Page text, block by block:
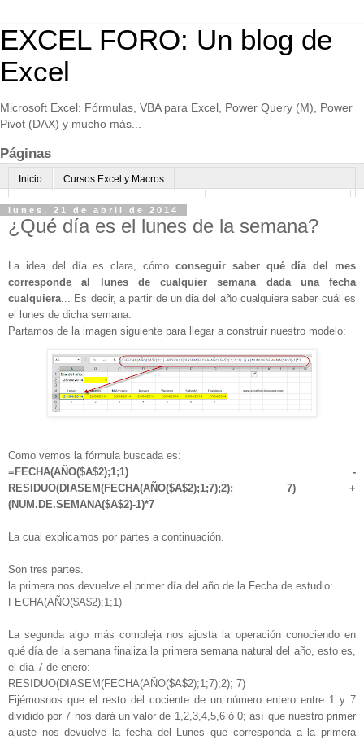
EXCEL FORO: Un blog de
Excel
Microsoft Excel: Fórmulas, VBA para Excel, Power Query (M), Power
Pivot (DAX) y mucho más...
Páginas
Inicio Cursos Excel y Macros
Excel Avanzado online-Microsoft Teams
Normas de uso Algo sobre mi
lunes, 21 de abril de 2014
¿Qué día es el lunes de la semana?
La idea del día es clara, cómo conseguir saber qué día del mes
corresponde al lunes de cualquier semana dada una fecha
cualquiera ... Es decir, a partir de un dia del año cualquiera saber cuál es
el lunes de dicha semana.
Partamos de la imagen siguiente para llegar a construir nuestro modelo:
Como vemos la fórmula buscada es:
=FECHA(AÑO($A$2);1;1) -
RESIDUO(DIASEM(FECHA(AÑO($A$2);1;7);2); 7) +
(NUM.DE.SEMANA($A$2)-1)*7
La cual explicamos por partes a continuación.
Son tres partes.
la primera nos devuelve el primer día del año de la Fecha de estudio:
FECHA(AÑO($A$2);1;1)
La segunda algo más compleja nos ajusta la operación conociendo en
qué día de la semana finaliza la primera semana natural del año, esto es,
el día 7 de enero:
RESIDUO(DIASEM(FECHA(AÑO($A$2);1;7);2); 7)
Fijémosnos que el resto del cociente de un número entero entre 1 y 7
dividido por 7 nos dará un valor de 1,2,3,4,5,6 ó 0; así que nuestro primer
ajuste nos devuelve la fecha del Lunes que corresponda a la primera